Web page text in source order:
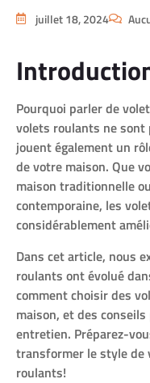
juillet 18, 2024
Pourquoi parler de
volets roulants ne
jouent également un
de votre maison. Que
maison traditionnelle
contemporaine, les
considérablement
Dans cet article, nous
roulants ont évolué
comment choisir des
maison, et des
entretien. Préparez-
transformer le style de
roulants!